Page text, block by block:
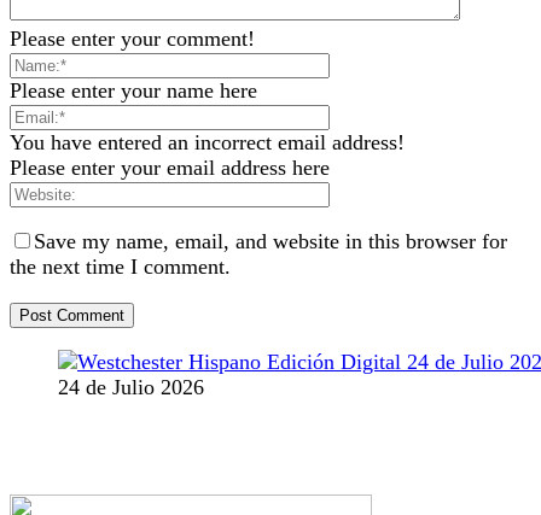
Please enter your comment!
Please enter your name here
You have entered an incorrect email address!
Please enter your email address here
Save my name, email, and website in this browser for
the next time I comment.
24 de Julio 2026